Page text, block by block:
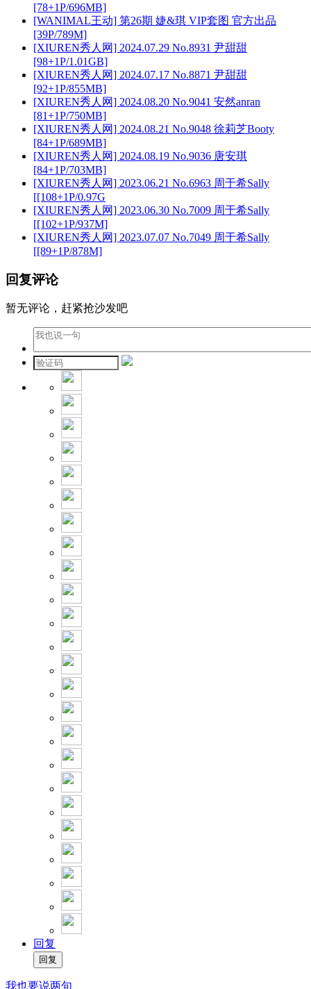
[78+1P/696MB]
[WANIMAL王动] 第26期 婕&琪 VIP套图 官方出品
[39P/789M]
[XIUREN秀人网] 2024.07.29 No.8931 尹甜甜
[98+1P/1.01GB]
[XIUREN秀人网] 2024.07.17 No.8871 尹甜甜
[92+1P/855MB]
[XIUREN秀人网] 2024.08.20 No.9041 安然anran
[81+1P/750MB]
[XIUREN秀人网] 2024.08.21 No.9048 徐莉芝Booty
[84+1P/689MB]
[XIUREN秀人网] 2024.08.19 No.9036 唐安琪
[84+1P/703MB]
[XIUREN秀人网] 2023.06.21 No.6963 周于希Sally
[[108+1P/0.97G
[XIUREN秀人网] 2023.06.30 No.7009 周于希Sally
[[102+1P/937M]
[XIUREN秀人网] 2023.07.07 No.7049 周于希Sally
[[89+1P/878M]
回复评论
暂无评论，赶紧抢沙发吧
回复
我也要说两句